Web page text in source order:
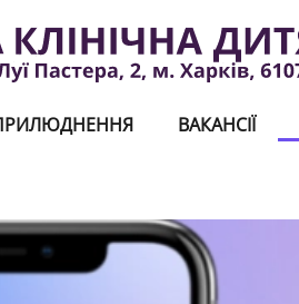
ВАКАНСІЇ